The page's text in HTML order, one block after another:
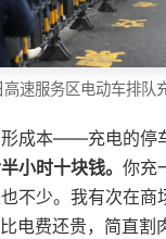
高速服务区电动车排队
成本——充电的停
小时十块钱。你充
不少。我有次在商
电费还贵，简直割